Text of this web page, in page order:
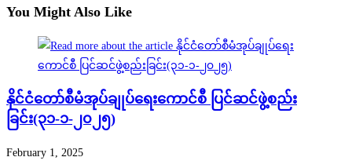
You Might Also Like
နိုင်ငံတော်စီမံအုပ်ချုပ်ရေးကောင်စီ ပြင်ဆင်ဖွဲ့စည်း
ခြင်း(၃၁-၁-၂၀၂၅)
February 1, 2025